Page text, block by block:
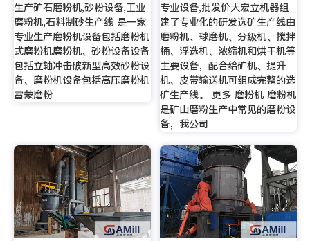
生产矿石磨粉机,砂粉设备,工业
磨粉机,石料制砂生产线 是一家
专业生产磨粉机设备包括磨粉机
式磨粉机磨粉机、砂粉设备设备
包括立轴冲击破新型高效砂粉设
备、磨粉机设备包括高压磨粉机
雷蒙磨粉
专业设备,批发价大宏立机器组
建了专业化的研发选矿生产线由
磨粉机、球磨机、分级机、搅拌
桶、浮选机、浓缩机和烘干机等
主要设备，配合给矿机、提升
机、皮带输送机可组成完整的选
矿生产线。 更多 磨粉机 磨粉机
是矿山磨粉生产中常见的磨粉设
备，我公司